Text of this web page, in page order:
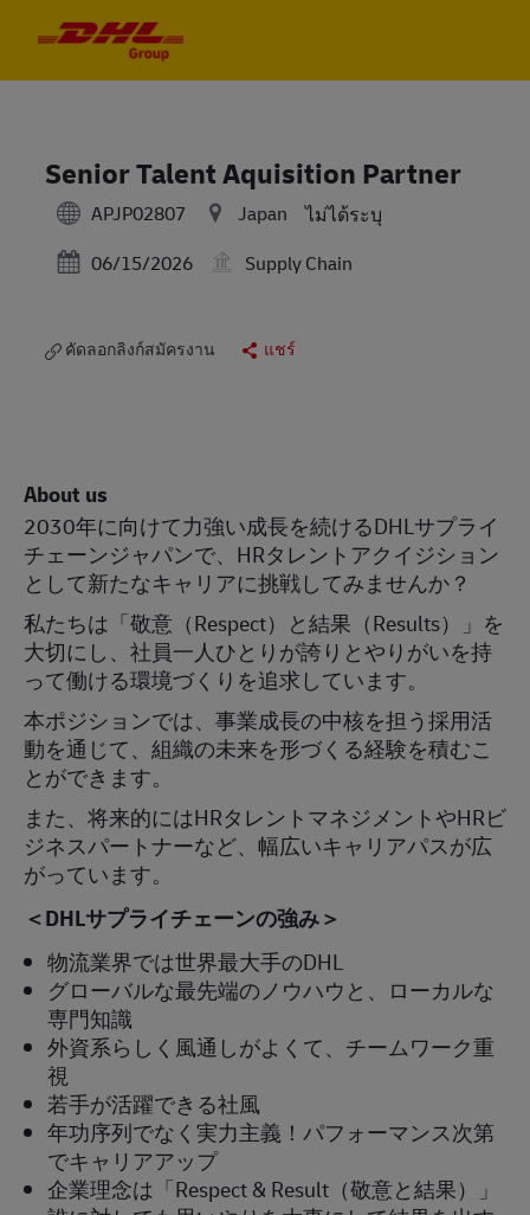
Senior Talent Aquisition Partner
APJP02807 Japan หมวดหมู่
ไม่ได้ระบุ
Posted Date
06/15/2026 Supply Chain
คัดลอกลิงก์สมัครงาน แชร์
About us
2030年に向けて力強い成長を続けるDHLサプライ
チェーンジャパンで、 HRタレントアクイジション
として新たなキャリアに挑戦してみませんか？
私たちは「敬意（Respect）と結果（Results）」を
大切にし、社員一人ひとりが誇りとやりがいを持
って働ける環境づくりを追求しています。
本ポジションでは、事業成長の中核を担う採用活
動を通じて、組織の未来を形づくる経験を積むこ
とができます。
また、将来的にはHRタレントマネジメントやHRビ
ジネスパートナーなど、幅広いキャリアパスが広
がっています。
＜DHLサプライチェーンの強み＞
物流業界では世界最大手のDHL
グローバルな最先端のノウハウと、ローカルな
専門知識
外資系らしく風通しがよくて、チームワーク重
視
若手が活躍できる社風
年功序列でなく実力主義！パフォーマンス次第
でキャリアアップ
企業理念は「Respect & Result （敬意と結果）」